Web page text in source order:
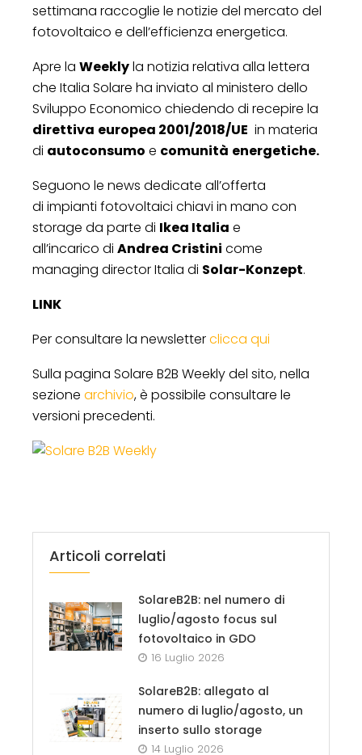
settimana raccoglie le notizie del mercato del
fotovoltaico e dell’efficienza energetica.
Apre la Weeklyla notizia relativa alla lettera
che Italia Solare ha inviato al ministero dello
Sviluppo Economico chiedendo di recepire la
direttiva europea 2001/2018/UE in materia
di autoconsumo e comunità energetiche.
Seguono le news dedicate all’offerta
di impianti fotovoltaici chiavi in mano con
storage da parte di Ikea Italia e
all’incarico di Andrea Cristini come
managing director Italia di Solar-Konzept.
LINK
Per consultare la newsletterclicca qui
Sulla pagina Solare B2B Weekly del sito, nella
sezione archivio, è possibile consultare le
versioni precedenti.
Articoli correlati
SolareB2B: nel numero di
luglio/agosto focus sul
fotovoltaico in GDO
16 Luglio 2026
SolareB2B: allegato al
numero di luglio/agosto, un
inserto sullo storage
14 Luglio 2026